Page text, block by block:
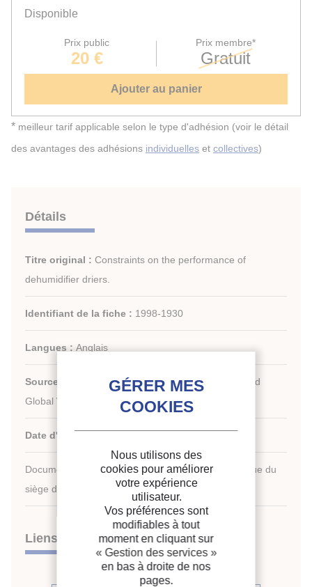
Disponible
Prix public
20 €
Prix membre*
Gratuit
Ajouter au panier
* meilleur tarif applicable selon le type d'adhésion (voir le détail
des avantages des adhésions individuelles et collectives)
Détails
Titre original : Constraints on the performance of
dehumidifier driers.
Identifiant de la fiche : 1998-1930
Langues : Anglais
Source :
Heat Pump Systems, Energy Efficiency, and
Global Warming.
Date d'édition :
Document disponible en consultation à la bibliothèque du
siège de l'IIF uniquement.
Liens
Nous utilisons des
cookies pour améliorer
votre expérience
utilisateur.
Vos préférences sont
modifiables à tout
moment en cliquant sur
« Gestion des services »
en bas à droite de nos
pages.